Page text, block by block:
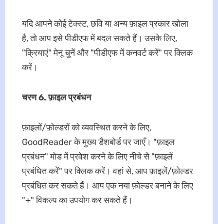
यदि आपने कोई टेक्स्ट, छवि या अन्य फ़ाइल प्रकार खोला
है, तो आप इसे पीडीएफ में बदल सकते हैं। उसके लिए,
"क्रियाएं" मेनू चुनें और "पीडीएफ में कनवर्ट करें" पर क्लिक
करें।
चरण 6. फ़ाइल प्रबंधन
फ़ाइलों/फ़ोल्डरों को व्यवस्थित करने के लिए,
GoodReader के मुख्य डैशबोर्ड पर जाएँ। "फ़ाइल
प्रबंधन" मोड में प्रवेश करने के लिए नीचे से "फ़ाइलें
प्रबंधित करें" पर क्लिक करें। वहां से, आप फ़ाइलें/फ़ोल्डर
प्रबंधित कर सकते हैं। आप एक नया फ़ोल्डर बनाने के लिए
"+" विकल्प का उपयोग कर सकते हैं।